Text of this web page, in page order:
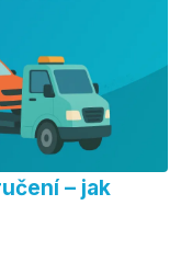
– jak